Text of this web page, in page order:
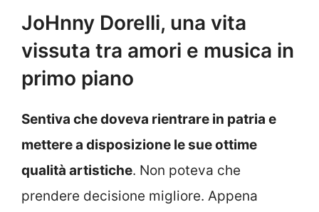
JoHnny Dorelli, una vita
vissuta tra amori e musica in
primo piano
Sentiva che doveva rientrare in patria e
mettere a disposizione le sue ottime
qualità artistiche. Non poteva che
prendere decisione migliore. Appena